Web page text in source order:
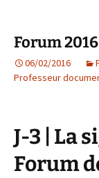
Forum
06/02/2016
Professeur
J-3 | La
Forum